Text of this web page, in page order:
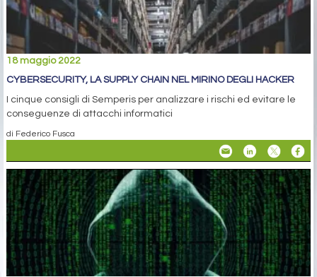
18 maggio 2022
CYBERSECURITY, LA SUPPLY CHAIN NEL MIRINO DEGLI HACKER
I cinque consigli di Semperis per analizzare i rischi ed evitare le
conseguenze di attacchi informatici
di Federico Fusca